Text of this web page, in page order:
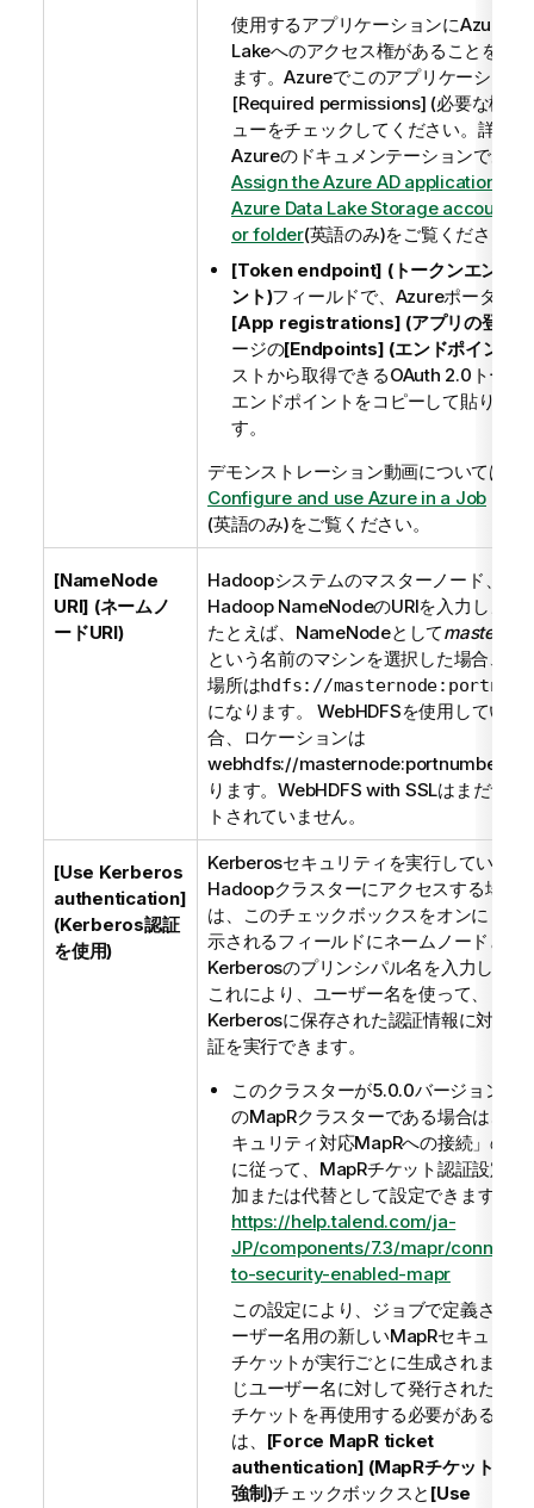
使用するアプリケーションにAzure
Lakeへのアクセス権があることを確
ます。Azureでこのアプリケーション
[Required permissions] (必要な権限)
ューをチェックしてください。詳細
Azureのドキュメンテーションである
Assign the Azure AD application to
Azure Data Lake Storage account
or folder(英語のみ)をご覧ください。
[Token endpoint] (トークンエンド
ント)フィールドで、Azureポータルの
[App registrations] (アプリの登録)
ージの[Endpoints] (エンドポイント)
ストから取得できるOAuth 2.0トーク
エンドポイントをコピーして貼り付け
す。
デモンストレーション動画については、
Configure and use Azure in a Job
(英語のみ)をご覧ください。
[NameNode
URI] (ネームノ
ードURI)
Hadoopシステムのマスターノード、
Hadoop NameNodeのURIを入力します
たとえば、NameNodeとして
という名前のマシンを選択した場合、そ
場所はhdfs://
になります。
WebHDFSを使用している
合、ロケーションは
webhdfs://masternode:portnumberと
ります。WebHDFS with SSLはまだサポ
トされていません。
[Use Kerberos
authentication]
(Kerberos認証
を使用)
Kerberosセキュリティを実行している
Hadoopクラスターにアクセスする場合
は、このチェックボックスをオンにし、
示されるフィールドにネームノードとし
Kerberosのプリンシパル名を入力します
これにより、ユーザー名を使って、
Kerberosに保存された認証情報に対して
証を実行できます。
このクラスターが5.0.0バージョン以
のMapRクラスターである場合は、「
キュリティ対応MapRへの接続」の説
に従って、MapRチケット認証設定を
加または代替として設定できます。
https://help.talend.com/ja-
JP/components/7.3/mapr/
to-security-enabled-mapr
この設定により、ジョブで定義され
ーザー名用の新しいMapRセキュリテ
チケットが実行ごとに生成されます。
じユーザー名に対して発行された既
チケットを再使用する必要がある場合
は、 [Force MapR ticket
authentication] (MapRチケット認証
強制)チェックボックスと [Use